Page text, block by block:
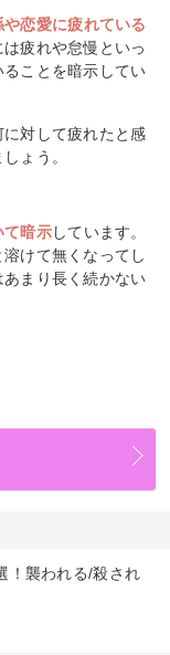
や恋愛に疲れている
疲れや怠慢といっ
ことを暗示してい
対して疲れたと感
ょう。
て暗示しています。
けて無くなってし
まり長く続かない
！襲われる/殺され